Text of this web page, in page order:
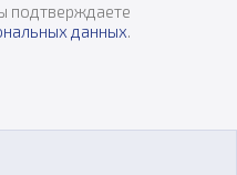
подтверждаете
данных.